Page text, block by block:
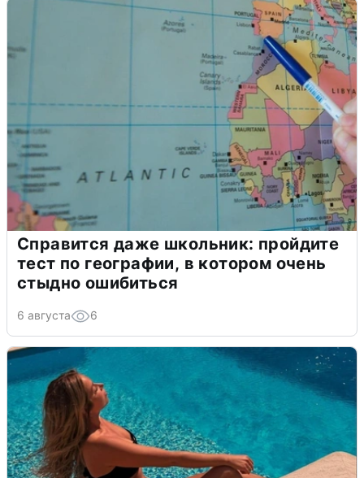
Справится даже школьник: пройдите
тест по географии, в котором очень
стыдно ошибиться
6 августа 6